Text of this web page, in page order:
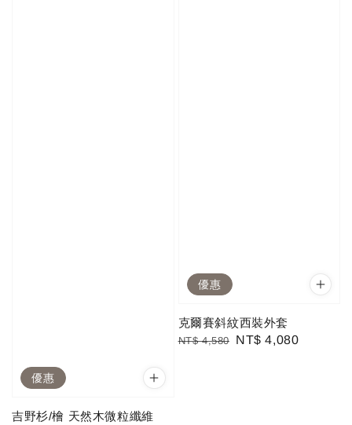
優惠
吉野杉/檜 天然木微粒纖維
優惠
克爾賽斜紋西裝外套
Regular
NT$ 4,580
Sale
NT$ 4,080